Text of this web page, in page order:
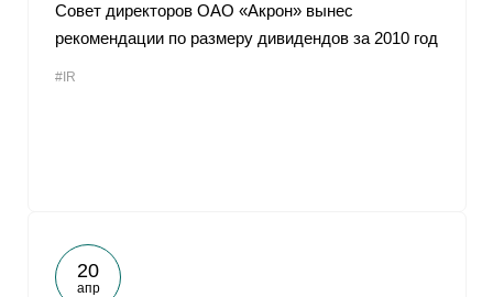
Совет директоров ОАО «Акрон» вынес
рекомендации по размеру дивидендов за 2010 год
#IR
20
апр